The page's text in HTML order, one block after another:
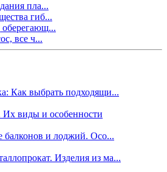
пла...
гиб...
все ч...
Как выбрать подходящи...
Их виды и особенности
балконов и лоджий. Осо...
Изделия из ма...